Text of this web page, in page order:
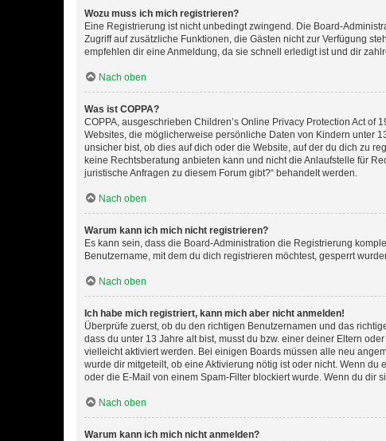
Wozu muss ich mich registrieren?
Eine Registrierung ist nicht unbedingt zwingend. Die Board-
Zugriff auf zusätzliche Funktionen, die Gästen nicht zur Verfügung
empfehlen dir eine Anmeldung, da sie schnell erledigt ist und dir
Nach oben
Was ist COPPA?
COPPA, ausgeschrieben Children’s Online Privacy Protection Act
Websites, die möglicherweise persönliche Daten von Kindern unter
unsicher bist, ob dies auf dich oder die Website, auf der du dich zu
keine Rechtsberatung anbieten kann und nicht die Anlaufstelle für
juristische Anfragen zu diesem Forum gibt?“ behandelt werden.
Nach oben
Warum kann ich mich nicht registrieren?
Es kann sein, dass die Board-Administration die Registrierung
Benutzername, mit dem du dich registrieren möchtest, gesperrt
Nach oben
Ich habe mich registriert, kann mich aber nicht anmelden!
Überprüfe zuerst, ob du den richtigen Benutzernamen und das
dass du unter 13 Jahre alt bist, musst du bzw. einer deiner Eltern
vielleicht aktiviert werden. Bei einigen Boards müssen alle neu
wurde dir mitgeteilt, ob eine Aktivierung nötig ist oder nicht. Wenn
oder die E-Mail von einem Spam-Filter blockiert wurde. Wenn du dir
Nach oben
Warum kann ich mich nicht anmelden?